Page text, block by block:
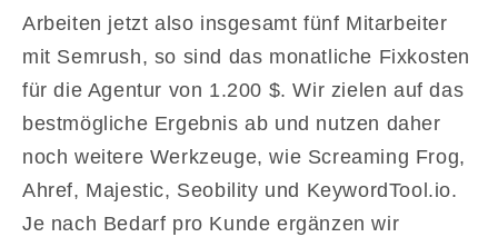
Arbeiten jetzt also insgesamt fünf Mitarbeiter
mit Semrush, so sind das monatliche Fixkosten
für die Agentur von 1.200 $. Wir zielen auf das
bestmögliche Ergebnis ab und nutzen daher
noch weitere Werkzeuge, wie Screaming Frog,
Ahref, Majestic, Seobility und KeywordTool.io.
Je nach Bedarf pro Kunde ergänzen wir